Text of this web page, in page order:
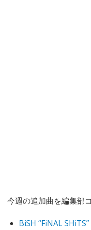
今週の追加曲を編集部
BiSH “FiNAL SHiTS”